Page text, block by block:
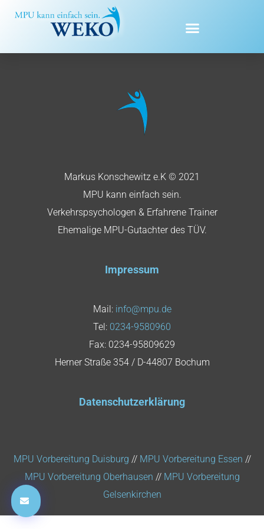
Inhalt
Markus Konschewitz e.K © 2021
MPU kann einfach sein.
Verkehrspsychologen & Erfahrene Trainer
Ehemalige MPU-Gutachter des TÜV.
Impressum
Mail: info@mpu.de
Tel: 0234-9580960
Fax: 0234-95809629
Herner Straße 354 / D-44807 Bochum
Datenschutzerklärung
MPU Vorbereitung Duisburg // MPU Vorbereitung Essen //
MPU Vorbereitung Oberhausen // MPU Vorbereitung
Gelsenkirchen